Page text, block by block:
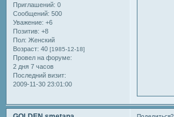
Приглашений: 0
Сообщений: 500
Уважение: +6
Позитив: +8
Пол: Женский
Возраст: 40 [1985-12-18]
Провел на форуме:
2 дня 7 часов
Последний визит:
2009-11-30 23:01:00